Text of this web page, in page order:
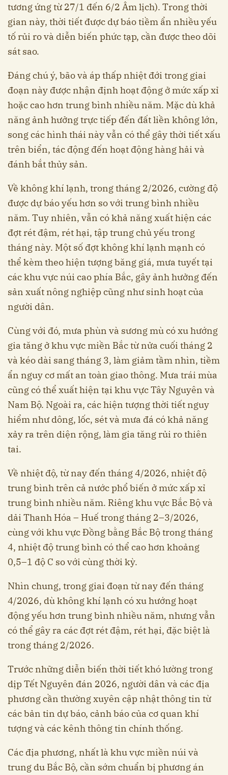
tương ứng từ 27/1 đến 6/2 Âm lịch). Trong thời
gian này, thời tiết được dự báo tiềm ẩn nhiều yếu
tố rủi ro và diễn biến phức tạp, cần được theo dõi
sát sao.
Đáng chú ý, bão và áp thấp nhiệt đới trong giai
đoạn này được nhận định hoạt động ở mức xấp xỉ
hoặc cao hơn trung bình nhiều năm. Mặc dù khả
năng ảnh hưởng trực tiếp đến đất liền không lớn,
song các hình thái này vẫn có thể gây thời tiết xấu
trên biển, tác động đến hoạt động hàng hải và
đánh bắt thủy sản.
Về không khí lạnh, trong tháng 2/2026, cường độ
được dự báo yếu hơn so với trung bình nhiều
năm. Tuy nhiên, vẫn có khả năng xuất hiện các
đợt rét đậm, rét hại, tập trung chủ yếu trong
tháng này. Một số đợt không khí lạnh mạnh có
thể kèm theo hiện tượng băng giá, mưa tuyết tại
các khu vực núi cao phía Bắc, gây ảnh hưởng đến
sản xuất nông nghiệp cũng như sinh hoạt của
người dân.
Cùng với đó, mưa phùn và sương mù có xu hướng
gia tăng ở khu vực miền Bắc từ nửa cuối tháng 2
và kéo dài sang tháng 3, làm giảm tầm nhìn, tiềm
ẩn nguy cơ mất an toàn giao thông. Mưa trái mùa
cũng có thể xuất hiện tại khu vực Tây Nguyên và
Nam Bộ. Ngoài ra, các hiện tượng thời tiết nguy
hiểm như dông, lốc, sét và mưa đá có khả năng
xảy ra trên diện rộng, làm gia tăng rủi ro thiên
tai.
Về nhiệt độ, từ nay đến tháng 4/2026, nhiệt độ
trung bình trên cả nước phổ biến ở mức xấp xỉ
trung bình nhiều năm. Riêng khu vực Bắc Bộ và
dải Thanh Hóa – Huế trong tháng 2–3/2026,
cùng với khu vực Đồng bằng Bắc Bộ trong tháng
4, nhiệt độ trung bình có thể cao hơn khoảng
0,5–1 độ C so với cùng thời kỳ.
Nhìn chung, trong giai đoạn từ nay đến tháng
4/2026, dù không khí lạnh có xu hướng hoạt
động yếu hơn trung bình nhiều năm, nhưng vẫn
có thể gây ra các đợt rét đậm, rét hại, đặc biệt là
trong tháng 2/2026.
Trước những diễn biến thời tiết khó lường trong
dịp Tết Nguyên đán 2026, người dân và các địa
phương cần thường xuyên cập nhật thông tin từ
các bản tin dự báo, cảnh báo của cơ quan khí
tượng và các kênh thông tin chính thống.
Các địa phương, nhất là khu vực miền núi và
trung du Bắc Bộ, cần sớm chuẩn bị phương án